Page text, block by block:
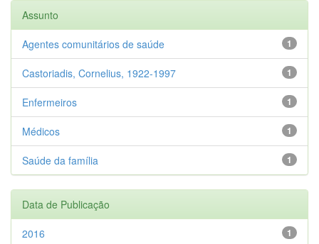
Assunto
1
Agentes comunitários de saúde
1
Castoriadis, Cornelius, 1922-1997
1
Enfermeiros
1
Médicos
1
Saúde da família
Data de Publicação
1
2016